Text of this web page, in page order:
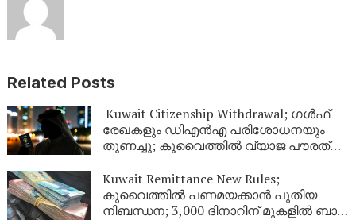
Related Posts
Kuwait Citizenship Withdrawal; ഗൾഫ്
രേഖകളും ഡിഎൻഎ പരിശോധനയും
തുണച്ചു; കുവൈത്തിൽ വ്യാജ പൗരത്വം
Kuwait Remittance New Rules;
കുവൈത്തിൽ പണമയക്കാൻ പുതിയ
നിബന്ധന; 3,000 ദിനാറിന് മുകളിൽ ബാങ്ക്